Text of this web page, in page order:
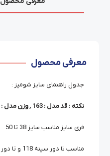
معرفی محصول
جدول راهنمای سایز شومیز :
نکته : قد مدل : 163 , وزن مدل : 62 , سایز مدل 40-42 میباشد.
فری سایز مناسب سایز 38 تا 50
مناسب تا دور سینه 118 و تا دور شکم 114 - 116